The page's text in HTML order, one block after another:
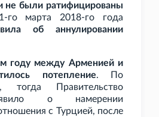
не были ратифицированы
марта 2018-го года
об аннулировании
году между Арменией и
потепление. По
тогда Правительство
о намерении
с Турцией, после